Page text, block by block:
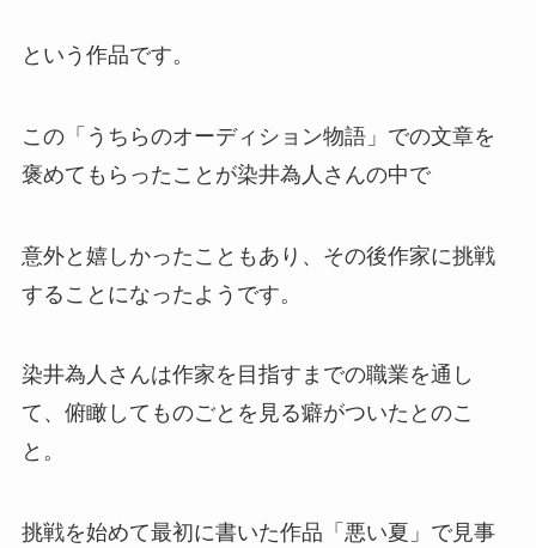
という作品です。
この「うちらのオーディション物語」での文章を
褒めてもらったことが染井為人さんの中で
意外と嬉しかったこともあり、その後作家に挑戦
することになったようです。
染井為人さんは作家を目指すまでの職業を通し
て、俯瞰してものごとを見る癖がついたとのこ
と。
挑戦を始めて最初に書いた作品「悪い夏」で見事